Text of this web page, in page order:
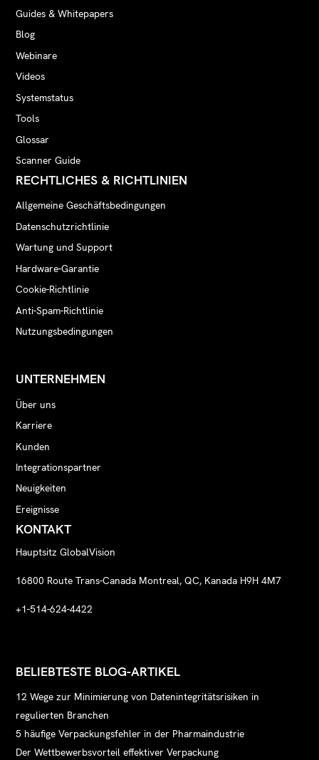
Guides & Whitepapers
Blog
Webinare
Videos
Systemstatus
Tools
Glossar
Scanner Guide
RECHTLICHES & RICHTLINIEN
Allgemeine Geschäftsbedingungen
Datenschutzrichtlinie
Wartung und Support
Hardware-Garantie
Cookie-Richtlinie
Anti-Spam-Richtlinie
Nutzungsbedingungen
UNTERNEHMEN
Über uns
Karriere
Kunden
Integrationspartner
Neuigkeiten
Ereignisse
KONTAKT
Hauptsitz GlobalVision
16800 Route Trans-Canada Montreal, QC, Kanada H9H 4M7
+1-514-624-4422
BELIEBTESTE BLOG-ARTIKEL
12 Wege zur Minimierung von Datenintegritätsrisiken in
regulierten Branchen
5 häufige Verpackungsfehler in der Pharmaindustrie
Der Wettbewerbsvorteil effektiver Verpackung